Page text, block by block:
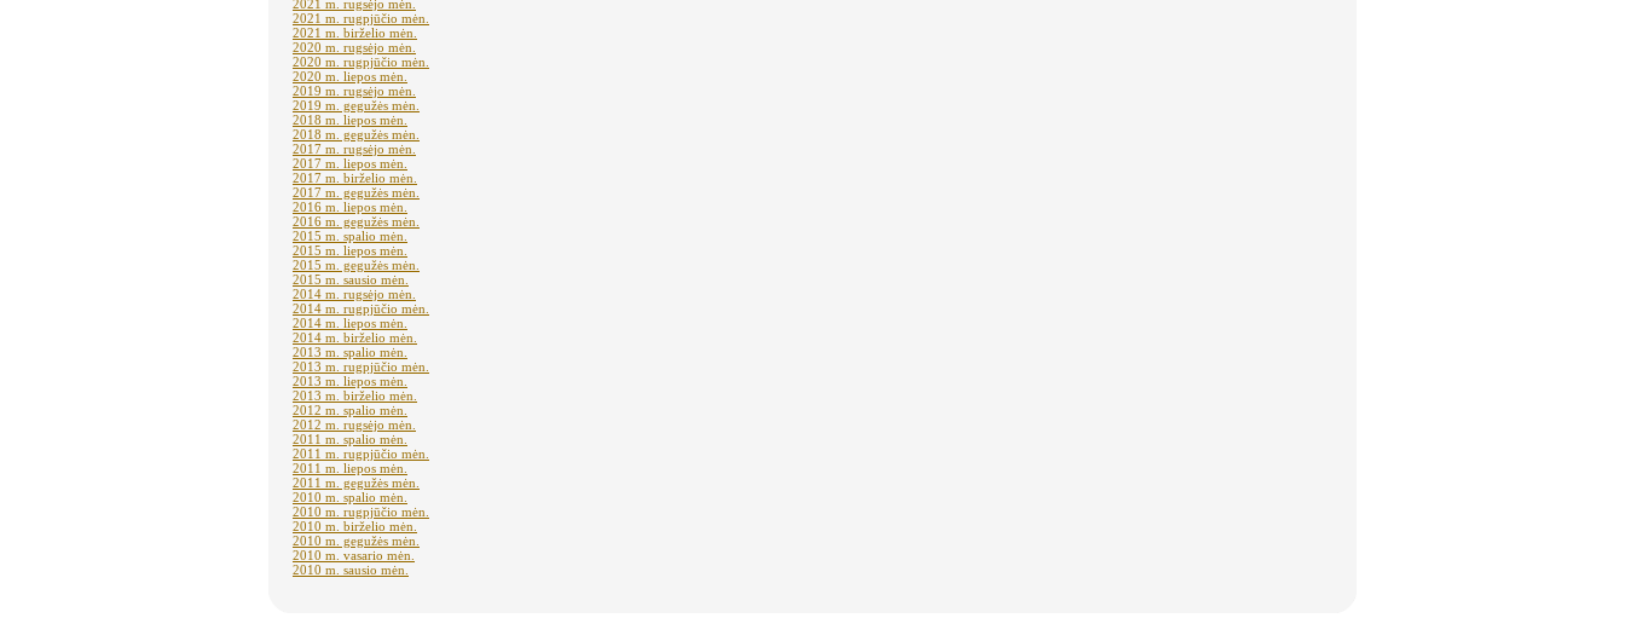
2021 m. rugsėjo mėn.
2021 m. rugpjūčio mėn.
2021 m. birželio mėn.
2020 m. rugsėjo mėn.
2020 m. rugpjūčio mėn.
2020 m. liepos mėn.
2019 m. rugsėjo mėn.
2019 m. gegužės mėn.
2018 m. liepos mėn.
2018 m. gegužės mėn.
2017 m. rugsėjo mėn.
2017 m. liepos mėn.
2017 m. birželio mėn.
2017 m. gegužės mėn.
2016 m. liepos mėn.
2016 m. gegužės mėn.
2015 m. spalio mėn.
2015 m. liepos mėn.
2015 m. gegužės mėn.
2015 m. sausio mėn.
2014 m. rugsėjo mėn.
2014 m. rugpjūčio mėn.
2014 m. liepos mėn.
2014 m. birželio mėn.
2013 m. spalio mėn.
2013 m. rugpjūčio mėn.
2013 m. liepos mėn.
2013 m. birželio mėn.
2012 m. spalio mėn.
2012 m. rugsėjo mėn.
2011 m. spalio mėn.
2011 m. rugpjūčio mėn.
2011 m. liepos mėn.
2011 m. gegužės mėn.
2010 m. spalio mėn.
2010 m. rugpjūčio mėn.
2010 m. birželio mėn.
2010 m. gegužės mėn.
2010 m. vasario mėn.
2010 m. sausio mėn.